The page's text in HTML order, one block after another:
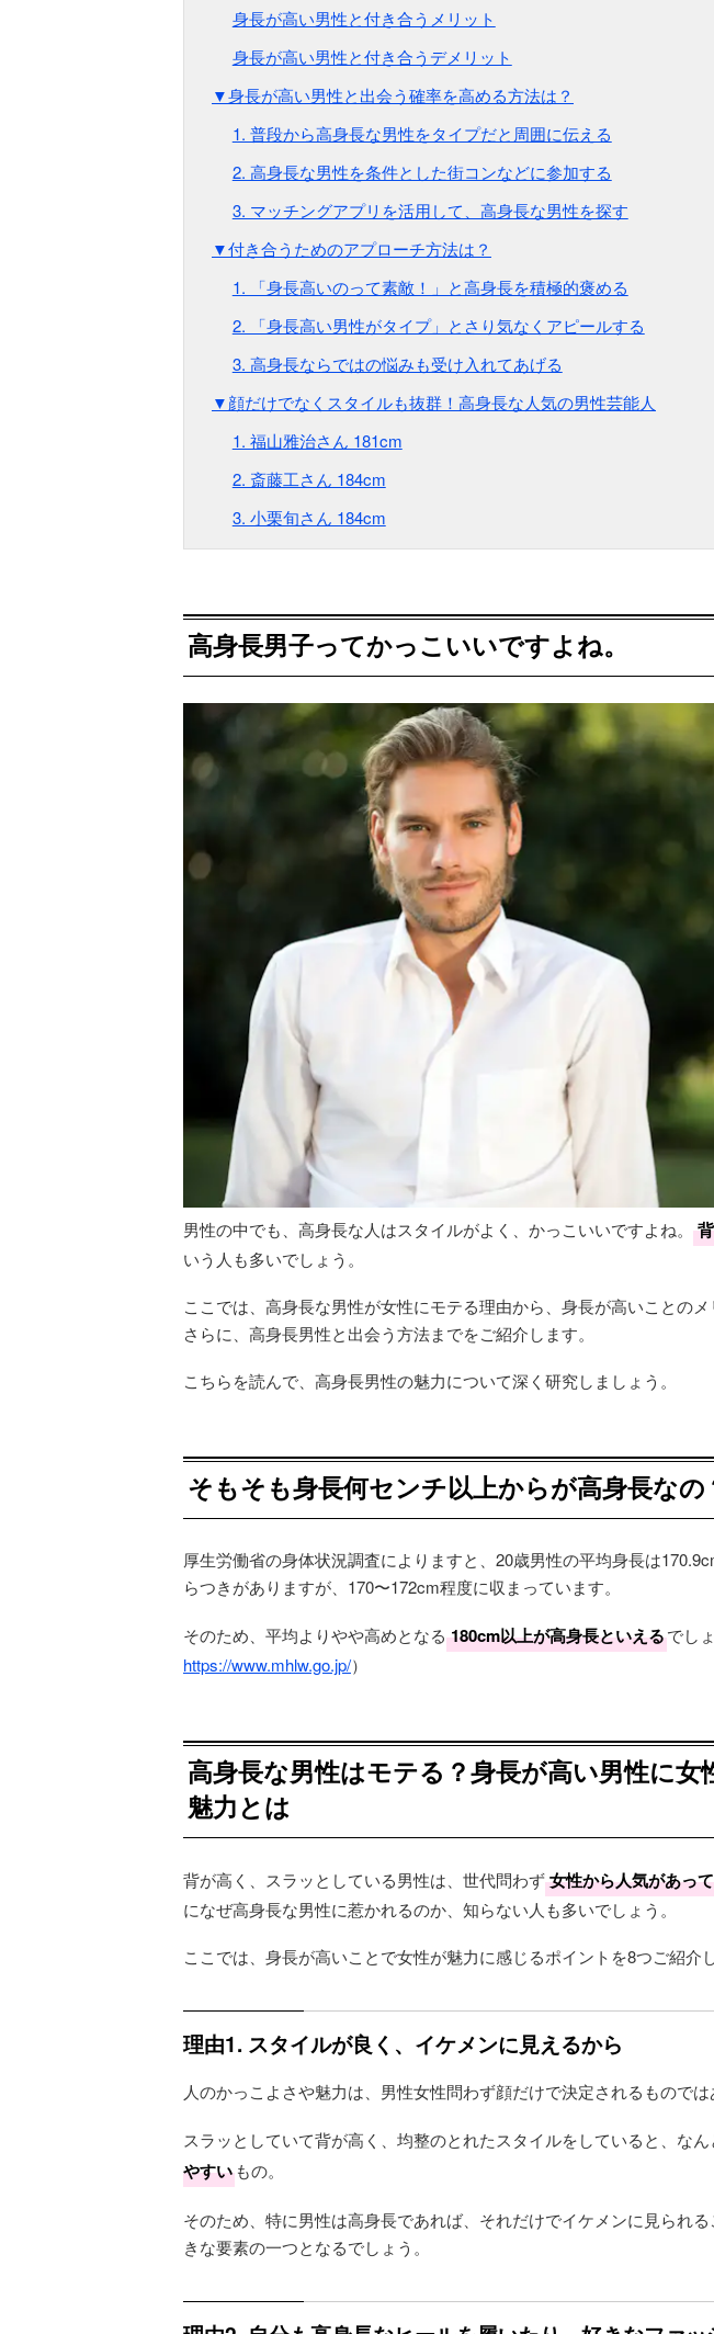
身長が高い男性と付き合うメリット
身長が高い男性と付き合うデメリット
▼身長が高い男性と出会う確率を高める方法は？
1. 普段から高身長な男性をタイプだと周囲に伝える
2. 高身長な男性を条件とした街コンなどに参加する
3. マッチングアプリを活用して、高身長な男性を探す
▼付き合うためのアプローチ方法は？
1. 「身長高いのって素敵！」と高身長を積極的褒める
2. 「身長高い男性がタイプ」とさり気なくアピールする
3. 高身長ならではの悩みも受け入れてあげる
▼顔だけでなくスタイルも抜群！高身長な人気の男性芸能人
1. 福山雅治さん 181cm
2. 斎藤工さん 184cm
3. 小栗旬さん 184cm
高身長男子ってかっこいいですよね。
男性の中でも、高身長な人はスタイルがよく、かっこいいですよね。
いう人も多いでしょう。
ここでは、高身長な男性が女性にモテる理由から、身長が高いことのメ
さらに、高身長男性と出会う方法までをご紹介します。
こちらを読んで、高身長男性の魅力について深く研究しましょう。
そもそも身長何センチ以上からが高身長なの
厚生労働省の身体状況調査によりますと、20歳男性の平均身長は
らつきがありますが、170〜172cm程度に収まっています。
そのため、平均よりやや高めとなる 180cm以上が高身長といえるでし
https://www.mhlw.go.jp/）
高身長な男性はモテる？身長が高い男性に女
魅力とは
背が高く、スラッとしている男性は、世代問わず女性から人気があっ
になぜ高身長な男性に惹かれるのか、知らない人も多いでしょう。
ここでは、身長が高いことで女性が魅力に感じるポイントを8つご紹介し
理由1. スタイルが良く、イケメンに見えるから
人のかっこよさや魅力は、男性女性問わず顔だけで決定されるものでは
スラッとしていて背が高く、均整のとれたスタイルをしていると、なん
やすい もの。
そのため、特に男性は高身長であれば、それだけでイケメンに見られ
きな要素の一つとなるでしょう。